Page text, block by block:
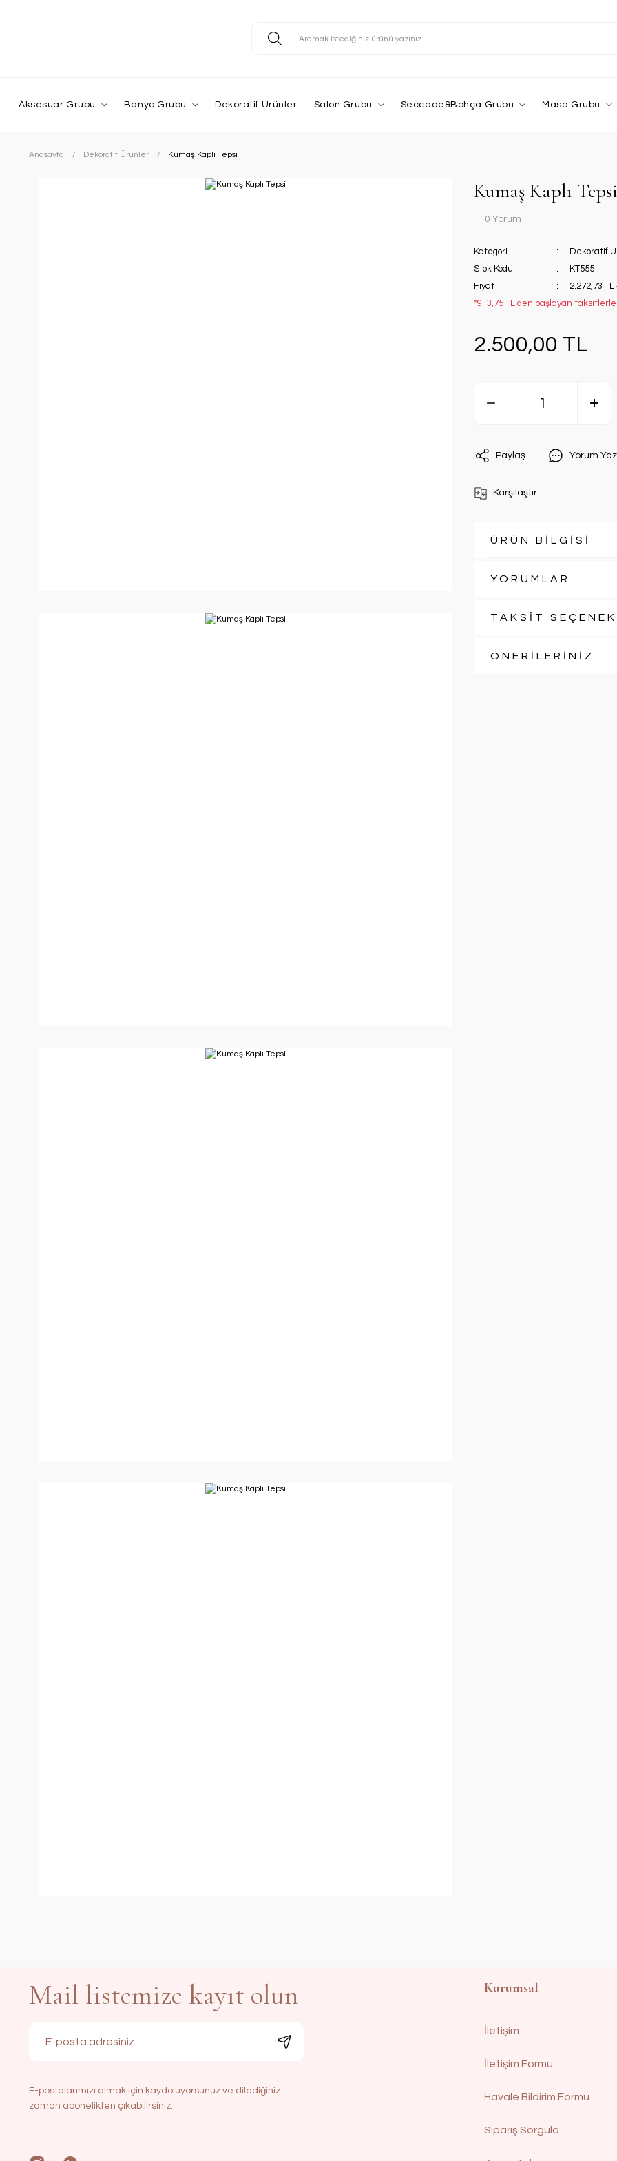
Aksesuar Grubu Banyo Grubu Dekoratif Ürünler Salon Grubu Seccade&Bohça Grubu Masa Grubu
Anasayfa Dekoratif Ürünler Kumaş Kaplı Tepsi
Kumaş Kaplı Tepsi
0 Yorum
Kategori
Dekoratif
Stok Kodu
KT555
Fiyat
2.272,73 TL
*913,75 TL den başlayan
2.500,00 TL
Paylaş Yorum Yaz
Karşılaştır
ÜRÜN BİLGİSİ
YORUMLAR
TAKSİT
ÖNERİLERİNİZ
Mail listemize kayıt olun
E-postalarımızı almak için kaydoluyorsunuz ve dilediğiniz
zaman abonelikten çıkabilirsiniz.
Kurumsal
İletişim
İletişim Formu
Havale Bildirim Formu
Sipariş Sorgula